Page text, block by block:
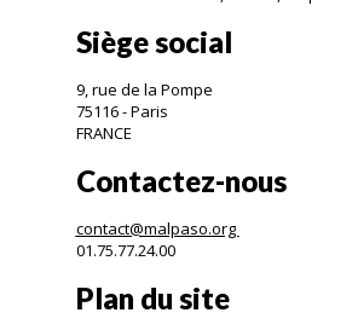
Siège social
9, rue de la Pompe
75116 - Paris
FRANCE
Contactez-nous
contact@malpaso.org
01.75.77.24.00
Plan du site